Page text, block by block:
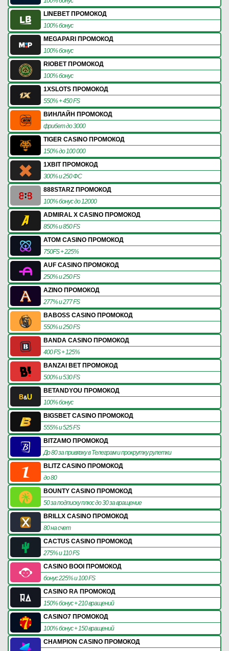
LINEBET ПРОМОКОД
100% бонус
MEGAPARI ПРОМОКОД
100% бонус
RIOBET ПРОМОКОД
100% бонус
1XSLOTS ПРОМОКОД
550% + 450 FS
ВИНЛАЙН ПРОМОКОД
фрибет до 3000
TIGER CASINO ПРОМОКОД
150% до 100 000
1XBIT ПРОМОКОД
300% и 250 ФС
888STARZ ПРОМОКОД
100% бонус до 12000
ADMIRAL X CASINO ПРОМОКОД
850% и 850 FS
ATOM CASINO ПРОМОКОД
750FS + 225%
AUF CASINO ПРОМОКОД
250% и 250 FS
AZINO ПРОМОКОД
277% и 277 FS
BABOSS CASINO ПРОМОКОД
550% и 250 FS
BANDA CASINO ПРОМОКОД
400 FS + 125%
BANZAI BET ПРОМОКОД
500% и 530 FS
BETANDYOU ПРОМОКОД
100% бонус
BIGSBET CASINO ПРОМОКОД
555% и 525 FS
BITZAMO ПРОМОКОД
До 80 за привязку в Телеграм и прокрутку рулетки
BLITZ CASINO ПРОМОКОД
до 80
BOUNTY CASINO ПРОМОКОД
50 за подписку плюс до 30 за вращение
BRILLX CASINO ПРОМОКОД
80 на счет
CACTUS CASINO ПРОМОКОД
275% и 110 FS
CASINO BOOI ПРОМОКОД
бонус 225% и 100 FS
CASINO RA ПРОМОКОД
150% бонус + 210 вращений
CASINO7 ПРОМОКОД
100% бонус + 150 вращений
CHAMPION CASINO ПРОМОКОД